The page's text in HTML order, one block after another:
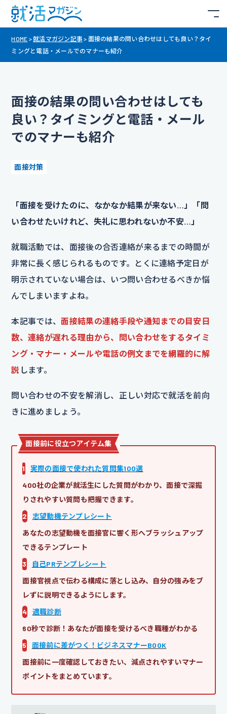
HOME >就活マガジン記事 > 面接の結果の問い合わせはしても良い？タイ
ミングと電話・メールでのマナーも紹介
面接の結果の問い合わせはしても
良い？タイミングと電話・メール
でのマナーも紹介
面接対策
「面接を受けたのに、なかなか結果が来ない…」「問
い合わせたいけれど、失礼に思われないか不安…」
就職活動では、面接後の合否連絡が来るまでの時間が
非常に長く感じられるものです。とくに連絡予定日が
明示されていない場合は、いつ問い合わせるべきか悩
んでしまいますよね。
本記事では、面接結果の連絡手段や通知までの目安日
数、連絡が遅れる理由から、問い合わせをするタイミ
ング・マナー・メールや電話の例文までを網羅的に解
説 します。
問い合わせの不安を解消し、正しい対応で就活を前向
きに進めましょう。
面接前に役立つアイテム集
1
実際の面接で使われた質問集100選
400社の企業が就活生にした質問がわかり、面接で深掘
りされやすい質問も把握できます。
2
志望動機テンプレシート
あなたの志望動機を面接官に響く形へブラッシュアップ
できるテンプレート
3
自己PRテンプレシート
面接官視点で伝わる構成に落とし込み、自分の強みをブ
レずに説明できるようにします。
4
適職診断
60秒で診断！あなたが面接を受けるべき職種がわかる
5
面接前に差がつく！ビジネスマナーBOOK
面接前に一度確認しておきたい、減点されやすいマナー
ポイントをまとめています。